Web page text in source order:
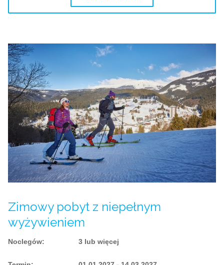
Zimowy pobyt z niepełnym
wyżywieniem
Noclegów: 3 lub więcej